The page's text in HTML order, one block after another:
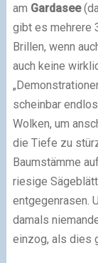
am Gardasee
gibt es mehrere
Brillen, wenn
auch keine
scheinbar
Wolken, um
die Tiefe zu
Baumstämme
riesige
entgegenrasen.
damals
einzog, als dies